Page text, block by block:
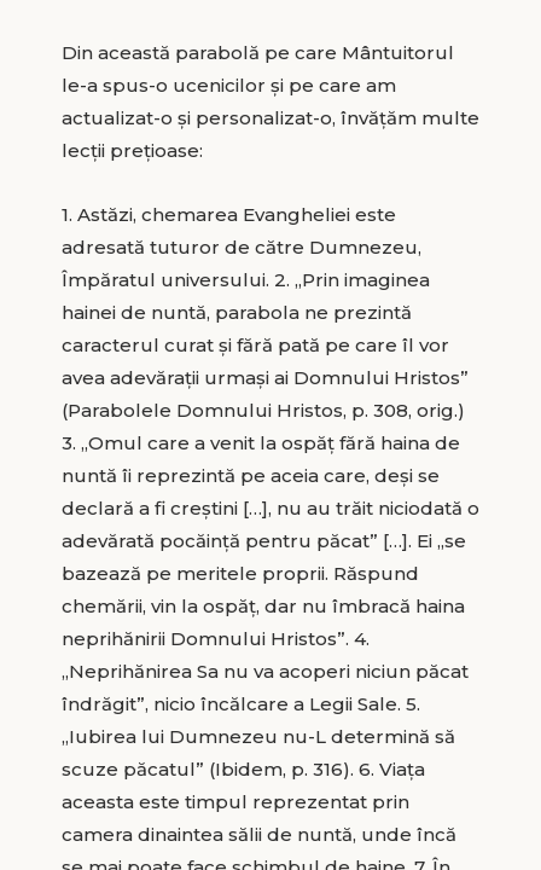
Din această parabolă pe care Mântuitorul
le-a spus-o ucenicilor și pe care am
actualizat-o și personalizat-o, învățăm multe
lecții prețioase:
1. Astăzi, chemarea Evangheliei este
adresată tuturor de către Dumnezeu,
Împăratul universului. 2. „Prin imaginea
hainei de nuntă, parabola ne prezintă
caracterul curat și fără pată pe care îl vor
avea adevărații urmași ai Domnului Hristos”
(Parabolele Domnului Hristos, p. 308, orig.)
3. „Omul care a venit la ospăț fără haina de
nuntă îi reprezintă pe aceia care, deși se
declară a fi creștini […], nu au trăit niciodată o
adevărată pocăință pentru păcat” […]. Ei „se
bazează pe meritele proprii. Răspund
chemării, vin la ospăț, dar nu îmbracă haina
neprihănirii Domnului Hristos”. 4.
„Neprihănirea Sa nu va acoperi niciun păcat
îndrăgit”, nicio încălcare a Legii Sale. 5.
„Iubirea lui Dumnezeu nu-L determină să
scuze păcatul” (Ibidem, p. 316). 6. Viața
aceasta este timpul reprezentat prin
camera dinaintea sălii de nuntă, unde încă